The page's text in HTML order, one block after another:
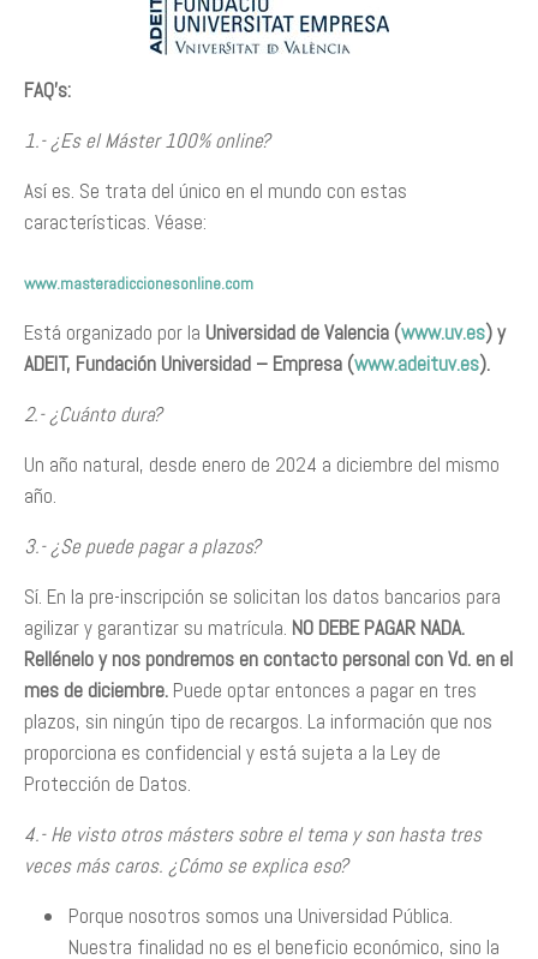
FAQ’s:
1.- ¿Es el Máster 100% online?
Así es. Se trata del único en el mundo con estas
características. Véase:
www.masteradiccionesonline.com
Está organizado por la Universidad de Valencia (www.uv.es) y
ADEIT, Fundación Universidad – Empresa (www.adeituv.es).
2.- ¿Cuánto dura?
Un año natural, desde enero de 2024 a diciembre del mismo
año.
3.- ¿Se puede pagar a plazos?
Sí. En la pre-inscripción se solicitan los datos bancarios para
agilizar y garantizar su matrícula. NO DEBE PAGAR NADA.
Rellénelo y nos pondremos en contacto personal con Vd. en el
mes de diciembre. Puede optar entonces a pagar en tres
plazos, sin ningún tipo de recargos. La información que nos
proporciona es confidencial y está sujeta a la Ley de
Protección de Datos.
4.- He visto otros másters sobre el tema y son hasta tres
veces más caros. ¿Cómo se explica eso?
Porque nosotros somos una Universidad Pública.
Nuestra finalidad no es el beneficio económico, sino la